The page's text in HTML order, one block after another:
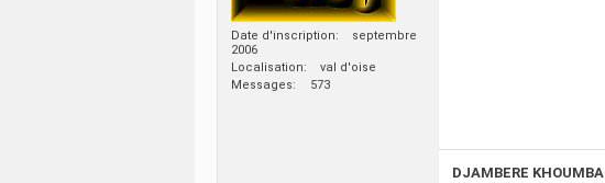
Date d'inscription
septembre
2006
Localisation
val d'oise
Messages
573
DJAMBERE KHOUMBA